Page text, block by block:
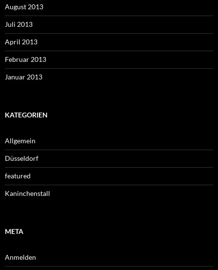
August 2013
Juli 2013
April 2013
Februar 2013
Januar 2013
KATEGORIEN
Allgemein
Düsseldorf
featured
Kaninchenstall
META
Anmelden